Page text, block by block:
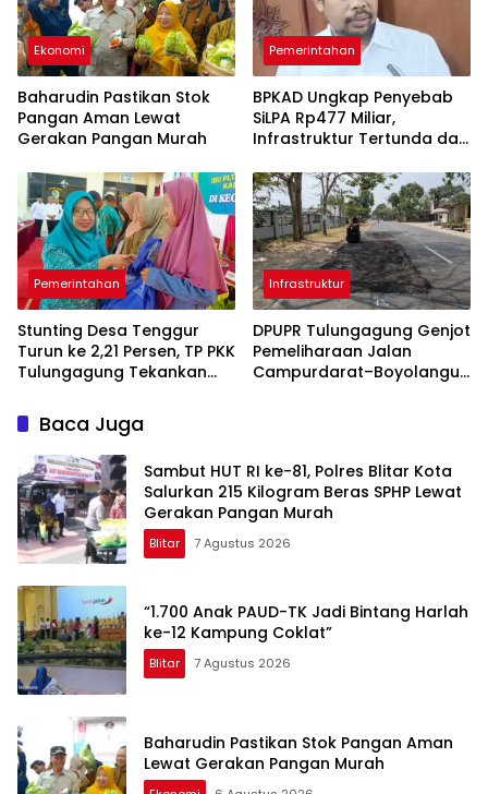
Ekonomi
Baharudin Pastikan Stok
Pangan Aman Lewat
Gerakan Pangan Murah
Pemerintahan
BPKAD Ungkap Penyebab
SiLPA Rp477 Miliar,
Infrastruktur Tertunda dan
Pemerintahan
Stunting Desa Tenggur
Turun ke 2,21 Persen, TP PKK
Tulungagung Tekankan
Berkelanjutan
Infrastruktur
DPUPR Tulungagung Genjot
Pemeliharaan Jalan
Campurdarat–Boyolangu,
Baca Juga
Sambut HUT RI ke-81, Polres Blitar Kota
Salurkan 215 Kilogram Beras SPHP Lewat
Gerakan Pangan Murah
Blitar 7 Agustus 2026
“1.700 Anak PAUD-TK Jadi Bintang Harlah
ke-12 Kampung Coklat”
Blitar 7 Agustus 2026
Baharudin Pastikan Stok Pangan Aman
Lewat Gerakan Pangan Murah